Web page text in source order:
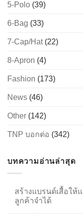
5-Polo (39)
6-Bag (33)
7-Cap/Hat(22)
8-Apron (4)
Fashion (173)
News (46)
Other (142)
TNP บอกต่อ (342)
บทความอ่านล่าสุด
สร้างแบรนด์เสื้อให้
ลูกค้าจำได้